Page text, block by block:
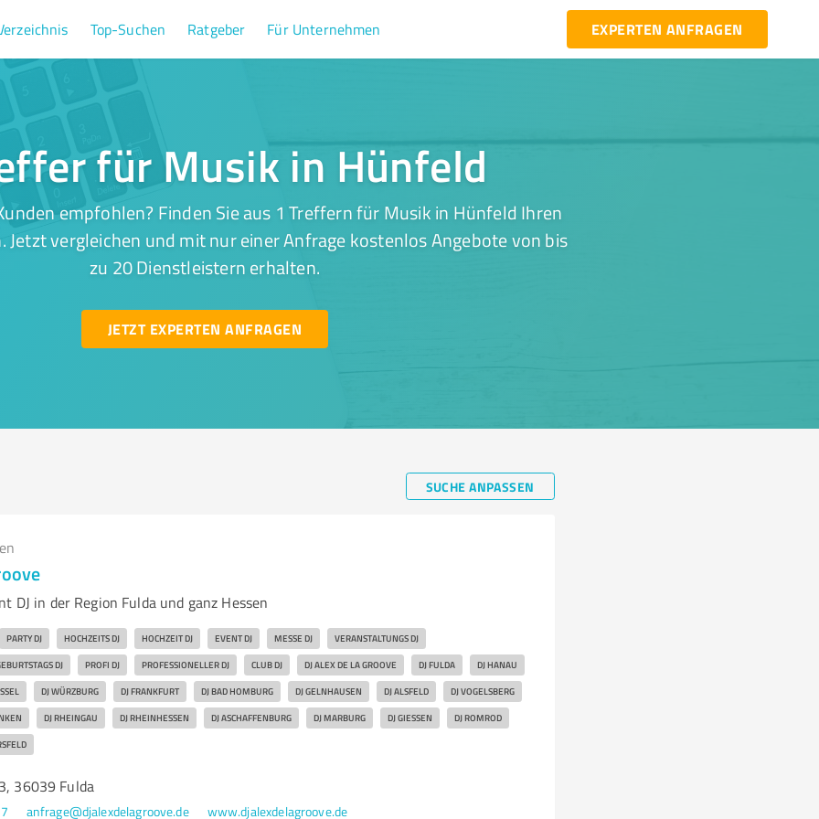
Top-Suchen Ratgeber Für Unternehmen EXPERTEN ANFRAGEN
für Musik in Hünfeld
empfohlen? Finden Sie aus 1 Treffern für Musik in Hünfeld Ihren
Jetzt vergleichen und mit nur einer Anfrage kostenlos Angebote von bis
zu 20 Dienstleistern erhalten.
JETZT EXPERTEN ANFRAGEN
SUCHE ANPASSEN
DJ in der Region Fulda und ganz Hessen
PARTY DJ HOCHZEITS DJ HOCHZEIT DJ EVENT DJ MESSE DJ VERANSTALTUNGS DJ
DJ PROFI DJ PROFESSIONELLER DJ CLUB DJ DJ ALEX DE LA GROOVE DJ FULDA DJ HANAU
DJ WÜRZBURG DJ FRANKFURT DJ BAD HOMBURG DJ GELNHAUSEN DJ ALSFELD DJ VOGELSBERG
DJ RHEINGAU DJ RHEINHESSEN DJ ASCHAFFENBURG DJ MARBURG DJ GIESSEN DJ ROMROD
36039 Fulda
anfrage@djalexdelagroove.de www.djalexdelagroove.de